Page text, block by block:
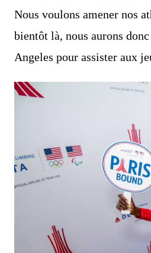
Nous voulons amener nos
bientôt là, nous aurons
Angeles pour assister aux